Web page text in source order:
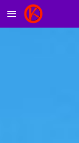
Skip to main content